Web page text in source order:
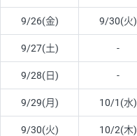
9/26(金) 9/30(火)
9/27(土) -
9/28(日) -
9/29(月) 10/1(水)
9/30(火) 10/2(木)